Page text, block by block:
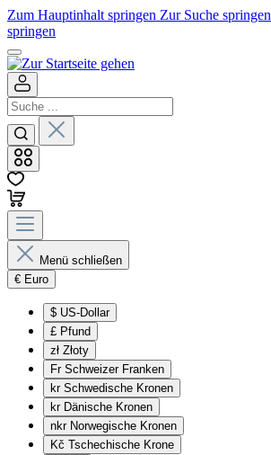
Zum Hauptinhalt springen Zur Suche springen
springen
Menü schließen
€ Euro
$ US-Dollar
£ Pfund
zł Złoty
Fr Schweizer Franken
kr Schwedische Kronen
kr Dänische Kronen
nkr Norwegische Kronen
Kč Tschechische Krone